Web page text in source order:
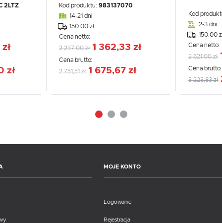
2LTZ
zł
Kod produktu:983137070
14-21 dni
150.00 zł
Cena netto:
2 237,00 zł 1 362,33 zł
Cena brutto:
2 751,51 zł 1 675,67 zł
Kod
2-3 dni
150.00
Cena netto:
2 621,00 zł
Cena brutto:
3 223,83 zł
MOJE KONTO
Logowanie
Rejestracja